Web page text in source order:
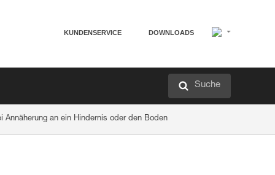
KUNDENSERVICE DOWNLOADS
Suche
Annäherung an ein Hindernis oder den Boden